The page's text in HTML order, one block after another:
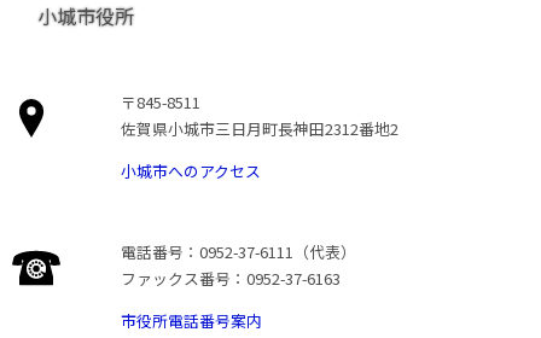
小城市役所
〒845-8511
佐賀県小城市三日月町長神田2312番地2
小城市へのアクセス
電話番号：0952-37-6111（代表）
ファックス番号：0952-37-6163
市役所電話番号案内